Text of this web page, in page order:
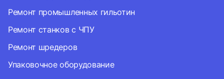
Ремонт промышленных гильотин
Ремонт станков с ЧПУ
Ремонт шредеров
Упаковочное оборудование